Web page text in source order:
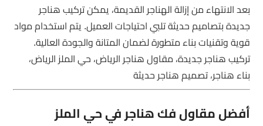
بعد الانتهاء من إزالة الهناجر القديمة، يمكن تركيب هناجر
جديدة بتصاميم حديثة تلبي احتياجات العميل. يتم استخدام مواد
قوية وتقنيات بناء متطورة لضمان المتانة والجودة العالية.
تركيب هناجر جديدة، مقاول هناجر الرياض، حي الملز الرياض،
بناء هناجر، تصميم هناجر حديثة
أفضل مقاول فك هناجر في حي الملز